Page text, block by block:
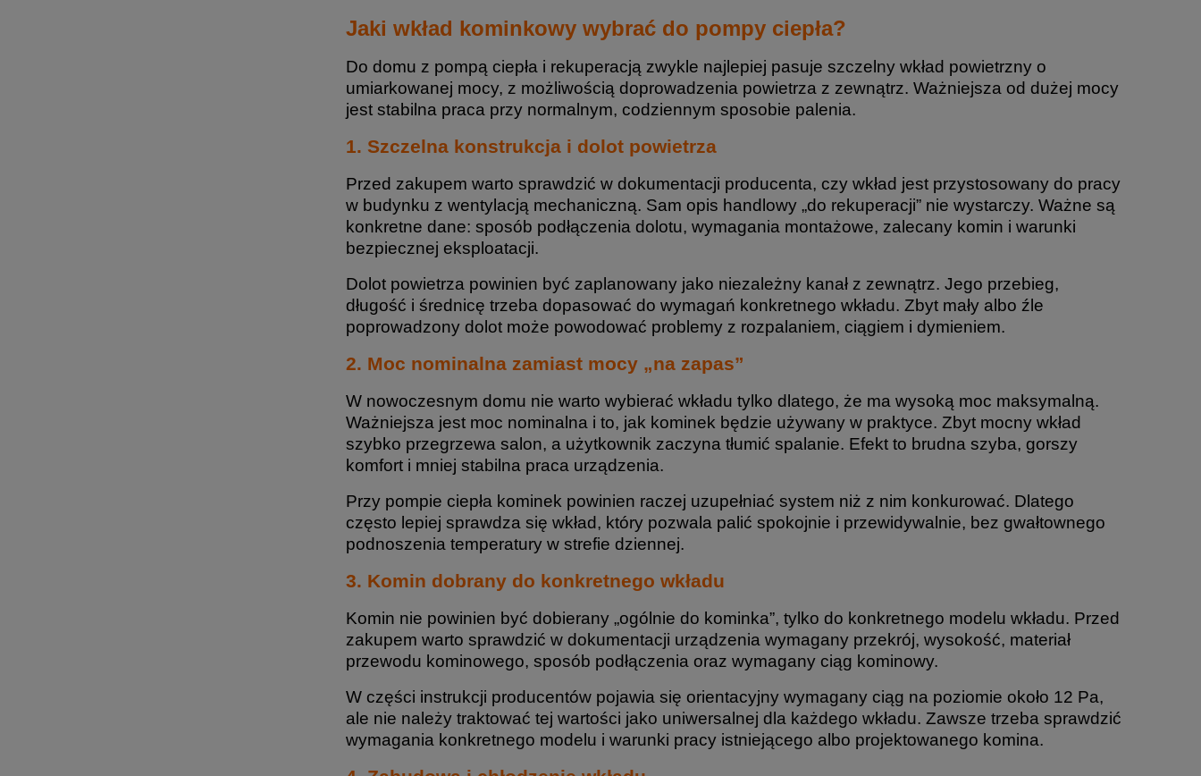
Jaki wkład kominkowy wybrać do pompy ciepła?
Do domu z pompą ciepła i rekuperacją zwykle najlepiej pasuje szczelny wkład powietrzny o
umiarkowanej mocy, z możliwością doprowadzenia powietrza z zewnątrz. Ważniejsza od dużej mocy
jest stabilna praca przy normalnym, codziennym sposobie palenia.
1. Szczelna konstrukcja i dolot powietrza
Przed zakupem warto sprawdzić w dokumentacji producenta, czy wkład jest przystosowany do pracy
w budynku z wentylacją mechaniczną. Sam opis handlowy „do rekuperacji” nie wystarczy. Ważne są
konkretne dane: sposób podłączenia dolotu, wymagania montażowe, zalecany komin i warunki
bezpiecznej eksploatacji.
Dolot powietrza powinien być zaplanowany jako niezależny kanał z zewnątrz. Jego przebieg,
długość i średnicę trzeba dopasować do wymagań konkretnego wkładu. Zbyt mały albo źle
poprowadzony dolot może powodować problemy z rozpalaniem, ciągiem i dymieniem.
2. Moc nominalna zamiast mocy „na zapas”
W nowoczesnym domu nie warto wybierać wkładu tylko dlatego, że ma wysoką moc maksymalną.
Ważniejsza jest moc nominalna i to, jak kominek będzie używany w praktyce. Zbyt mocny wkład
szybko przegrzewa salon, a użytkownik zaczyna tłumić spalanie. Efekt to brudna szyba, gorszy
komfort i mniej stabilna praca urządzenia.
Przy pompie ciepła kominek powinien raczej uzupełniać system niż z nim konkurować. Dlatego
często lepiej sprawdza się wkład, który pozwala palić spokojnie i przewidywalnie, bez gwałtownego
podnoszenia temperatury w strefie dziennej.
3. Komin dobrany do konkretnego wkładu
Komin nie powinien być dobierany „ogólnie do kominka”, tylko do konkretnego modelu wkładu. Przed
zakupem warto sprawdzić w dokumentacji urządzenia wymagany przekrój, wysokość, materiał
przewodu kominowego, sposób podłączenia oraz wymagany ciąg kominowy.
W części instrukcji producentów pojawia się orientacyjny wymagany ciąg na poziomie około 12 Pa,
ale nie należy traktować tej wartości jako uniwersalnej dla każdego wkładu. Zawsze trzeba sprawdzić
wymagania konkretnego modelu i warunki pracy istniejącego albo projektowanego komina.